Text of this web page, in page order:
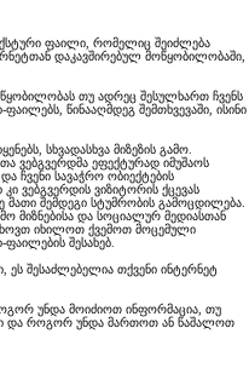
ფაილი, რომელიც შეიძლება
დაკავშირებულ მოწყობილობაში,
თუ ადრეც შესულხართ ჩვენს
ფაილებს, წინააღმდეგ შემთხვევაში, ისინი
სხვადასხვა მიზეზის გამო.
ვებგვერდმა ეფექტურად იმუშაოს
ჩვენი სავაჭრო ობიექტების
ვებგვერდის ვიზიტორის ქცევას
მათი შემდეგი სტუმრობის გამოცდილება.
მიზნებისა და სოციალურ მედიასთან
იხილოთ ქვემოთ მოცემული
ფაილების შესახებ.
შესაძლებელია თქვენი ინტერნეტ
უნდა მოიძიოთ ინფორმაცია, თუ
და როგორ უნდა მართოთ ან წაშალოთ